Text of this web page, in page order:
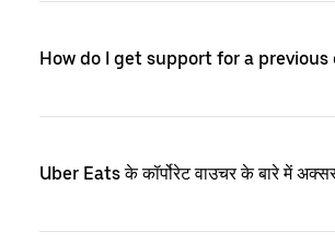
How do I get support for a previous
Uber Eats के कॉर्पोरेट वाउचर के बारे में